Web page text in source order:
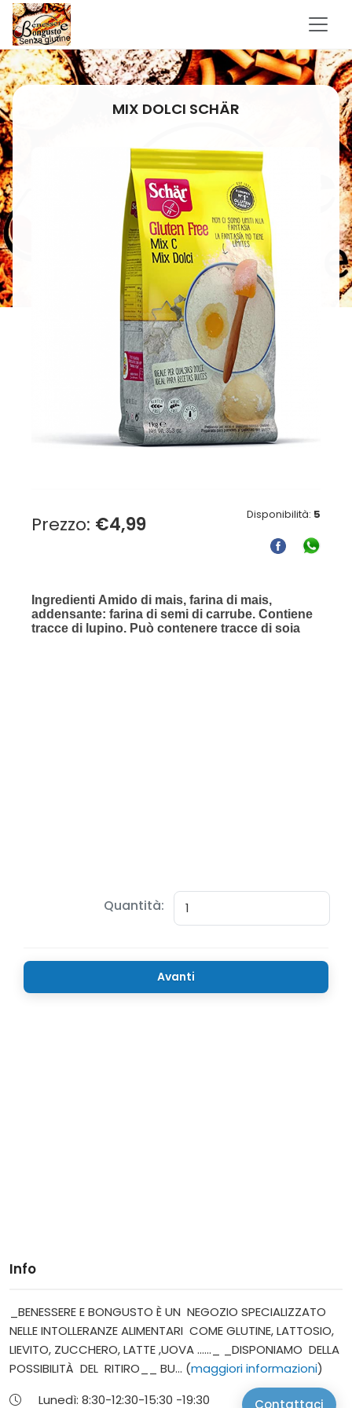
Contattaci
MIX DOLCI SCHÄR
Prezzo: €4,99 Disponibilità: 5
Quantità:
Avanti
Info
_BENESSERE E BONGUSTO È UN NEGOZIO SPECIALIZZATO
NELLE INTOLLERANZE ALIMENTARI COME GLUTINE, LATTOSIO,
LIEVITO, ZUCCHERO, LATTE ,UOVA ......_ _DISPONIAMO DELLA
POSSIBILITÀ DEL RITIRO__ BU... (maggiori informazioni)
Lunedì:8:30-12:30-15:30 -19:30